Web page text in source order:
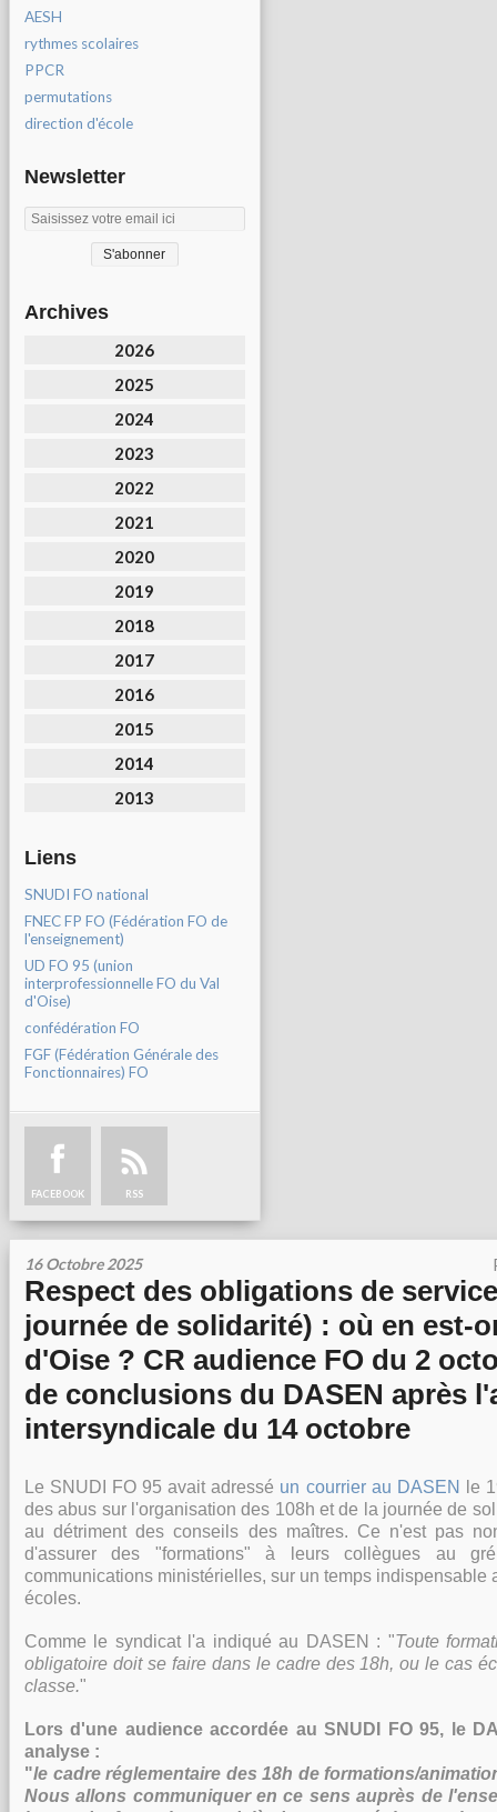
AESH
rythmes scolaires
PPCR
permutations
direction d'école
Newsletter
Archives
2026
2025
2024
2023
2022
2021
2020
2019
2018
2017
2016
2015
2014
2013
Liens
SNUDI FO national
FNEC FP FO (Fédération FO de
l'enseignement)
UD FO 95 (union
interprofessionnelle FO du Val
d'Oise)
confédération FO
FGF (Fédération Générale des
Fonctionnaires) FO
FACEBOOK RSS
16 Octobre 2025
Respect des obligations de
journée de solidarité) : où en est-
d'Oise ? CR audience FO du 2
de conclusions du DASEN après
intersyndicale du 14 octobre
Le SNUDI FO 95 avait adressé un courrier au DASEN
le
des abus sur l'organisation des 108h et de la journée de
au détriment des conseils des maîtres. Ce n'est pas
d'assurer des "formations" à leurs collègues au
communications ministérielles, sur un temps indispensable
écoles.
Comme le syndicat l'a indiqué au DASEN : "Toute
obligatoire doit se faire dans le cadre des 18h, ou le cas
classe."
Lors d'une audience accordée au SNUDI FO 95, le
analyse :
"le cadre réglementaire des 18h de formations/
Nous allons communiquer en ce sens auprès de